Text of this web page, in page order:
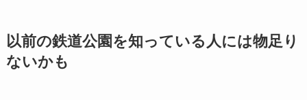
以前の鉄道公園を知っている人には物足り
ないかも